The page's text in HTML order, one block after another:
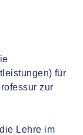
für
zur
Lehre im